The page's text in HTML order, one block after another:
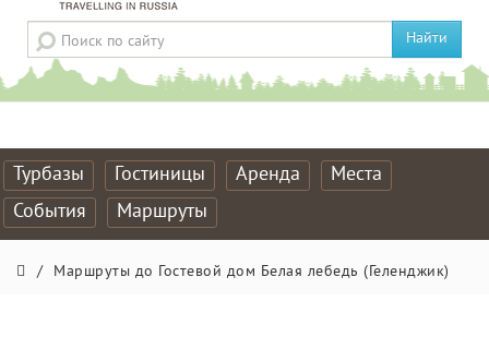
Найти
Турбазы Гостиницы Аренда
Места
События
Маршруты
/ Маршруты до Гостевой дом Белая лебедь (Геленджик)